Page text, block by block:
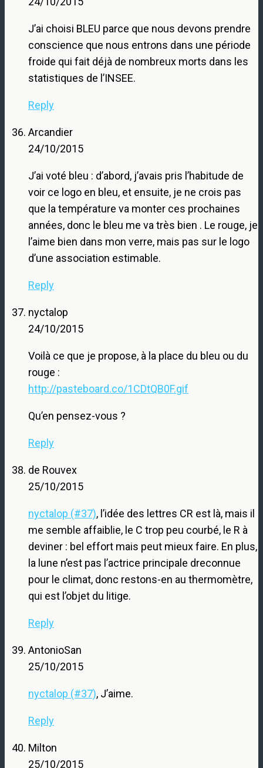
J’ai choisi BLEU parce que nous devons prendre
conscience que nous entrons dans une période
froide qui fait déjà de nombreux morts dans les
statistiques de l’INSEE.
Reply
Arcandier
24/10/2015
J’ai voté bleu : d’abord, j’avais pris l’habitude de
voir ce logo en bleu, et ensuite, je ne crois pas
que la température va monter ces prochaines
années, donc le bleu me va très bien . Le rouge, je
l’aime bien dans mon verre, mais pas sur le logo
d’une association estimable.
Reply
nyctalop
24/10/2015
Voilà ce que je propose, à la place du bleu ou du
rouge :
http://pasteboard.co/1CDtQB0F.gif
Qu’en pensez-vous ?
Reply
de Rouvex
25/10/2015
nyctalop (#37), l’idée des lettres CR est là, mais il
me semble affaiblie, le C trop peu courbé, le R à
deviner : bel effort mais peut mieux faire. En plus,
la lune n’est pas l’actrice principale dreconnue
pour le climat, donc restons-en au thermomètre,
qui est l’objet du litige.
Reply
AntonioSan
25/10/2015
nyctalop (#37), J’aime.
Reply
Milton
25/10/2015